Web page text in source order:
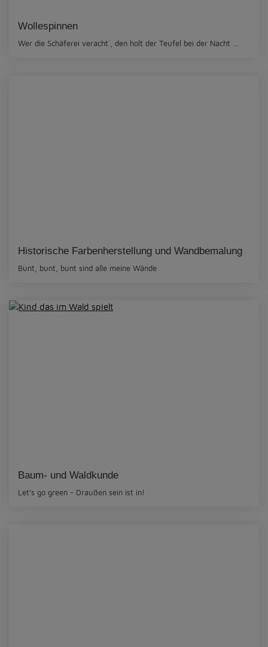
Wollespinnen
Wer die Schäferei veracht´, den holt der Teufel bei der Nacht …
Historische Farbenherstellung und Wandbemalung
Bunt, bunt, bunt sind alle meine Wände
Baum- und Waldkunde
Let's go green - Draußen sein ist in!